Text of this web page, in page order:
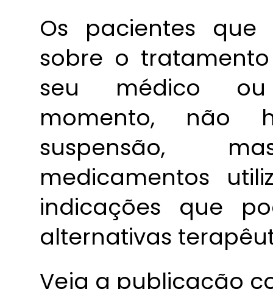
Os pacientes
sobre o
seu médico ou
momento, não
suspensão,
medicamentos
indicações que
alternativas
Veja a publicação